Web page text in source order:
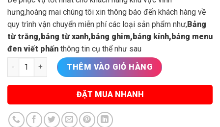
450.000₫.
hưng,hoàng mai chúng tôi xin thông báo đến khách hàng về
quy trình vận chuyển miễn phí các loại sản phẩm như,Bảng
từ trắng,bảng từ xanh,bảng ghim,bảng kính,bảng menu
đen viết phấn thông tin cụ thể như sau
Bảng từ trắng,bảng từ xanh,bảng ghim,bảng kính,bảng
THÊM VÀO GIỎ HÀNG
ĐẶT MUA NHANH